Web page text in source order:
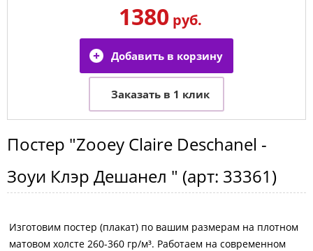
1380руб.
Постер "Zooey Claire Deschanel -
Зоуи Клэр Дешанел " (арт: 33361)
Изготовим постер (плакат) по вашим размерам на плотном
матовом холсте 260-360 гр/м³. Работаем на современном